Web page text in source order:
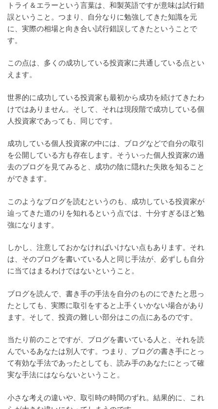
トライ＆エラーという言葉は、和製英語ですが意味は試行錯
誤ということ。つまり、自分なりに勉強してきた知識を元
に、実際の相場と向き合い試行錯誤してきたということで
す。
この点は、多くの成功している投資家に共通している点とい
えます。
世界的に成功している投資家も最初から成功を続けてきたわ
けではありません。そして、それは現段階で成功している個
人投資家であっても、同じです。
成功している個人投資家の中には、ブログなどで自分の取引
を公開している方も存在します。そういった個人投資家の過
去のブログを見てみると、成功の陰に隠れた失敗を知ること
ができます。
このようなブログを読むというのも、成功している投資家が
辿ってきた道のりを知れるという点では、十分すぎるほど勉
強になります。
しかし、注意しておかなければいけない点もあります。それ
は、そのブログを書いている人と同じ手法が、必ずしも自分
に当てはまるわけではないということ。
ブログを読んで、書き手の手法を自分のものにできたと思っ
たとしても、実際に取引をすると上手くいかない場合があり
ます。そして、投資の難しい部分はこの点にあるのです。
当たり前のことですが、ブログを書いている人と、それを読
んでいるあなたは別人です。つまり、ブログの書き手にとっ
て有効な手法であったとしても、読み手のあなたにとって確
実な手法にはならないということ。
小さな考えの違いや、取引時の時間のずれ。結果的に、これ